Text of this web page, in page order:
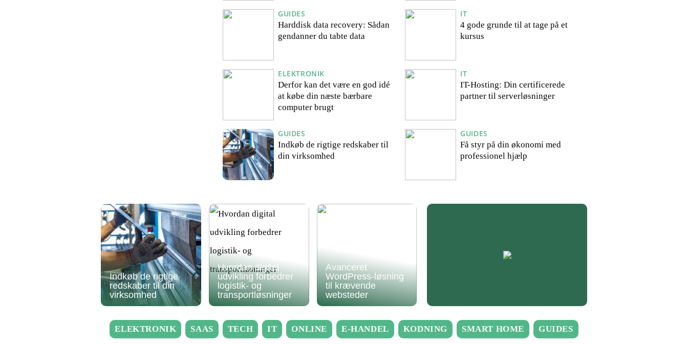
GUIDES
Harddisk data recovery: Sådan
gendanner du tabte data
ELEKTRONIK
Derfor kan det være en god idé
at købe din næste bærbare
computer brugt
GUIDES
Indkøb de rigtige redskaber til
din virksomhed
IT
4 gode grunde til at tage på et
kursus
IT
IT-Hosting: Din certificerede
partner til serverløsninger
GUIDES
Få styr på din økonomi med
professionel hjælp
Indkøb de rigtige
redskaber til din
virksomhed
Hvordan digital
udvikling forbedrer
logistik- og
transportløsninger
Avanceret
WordPress-løsning
til krævende
websteder
ELEKTRONIK SAAS TECH IT ONLINE E-HANDEL KODNING SMART HOME GUIDES